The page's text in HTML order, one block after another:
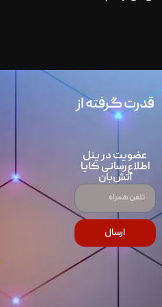
قدرت گرفته از
عضویت در پنل
اطلاع‌رسانی کایا
آتش‌بان
ارسال